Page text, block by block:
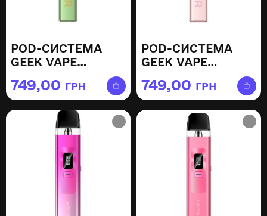
POD-СИСТЕМА
GEEK VAPE
OLIVE GREEN
749,00 ГРН
POD-СИСТЕМА
GEEK VAPE
SAKURA PINK
749,00 ГРН